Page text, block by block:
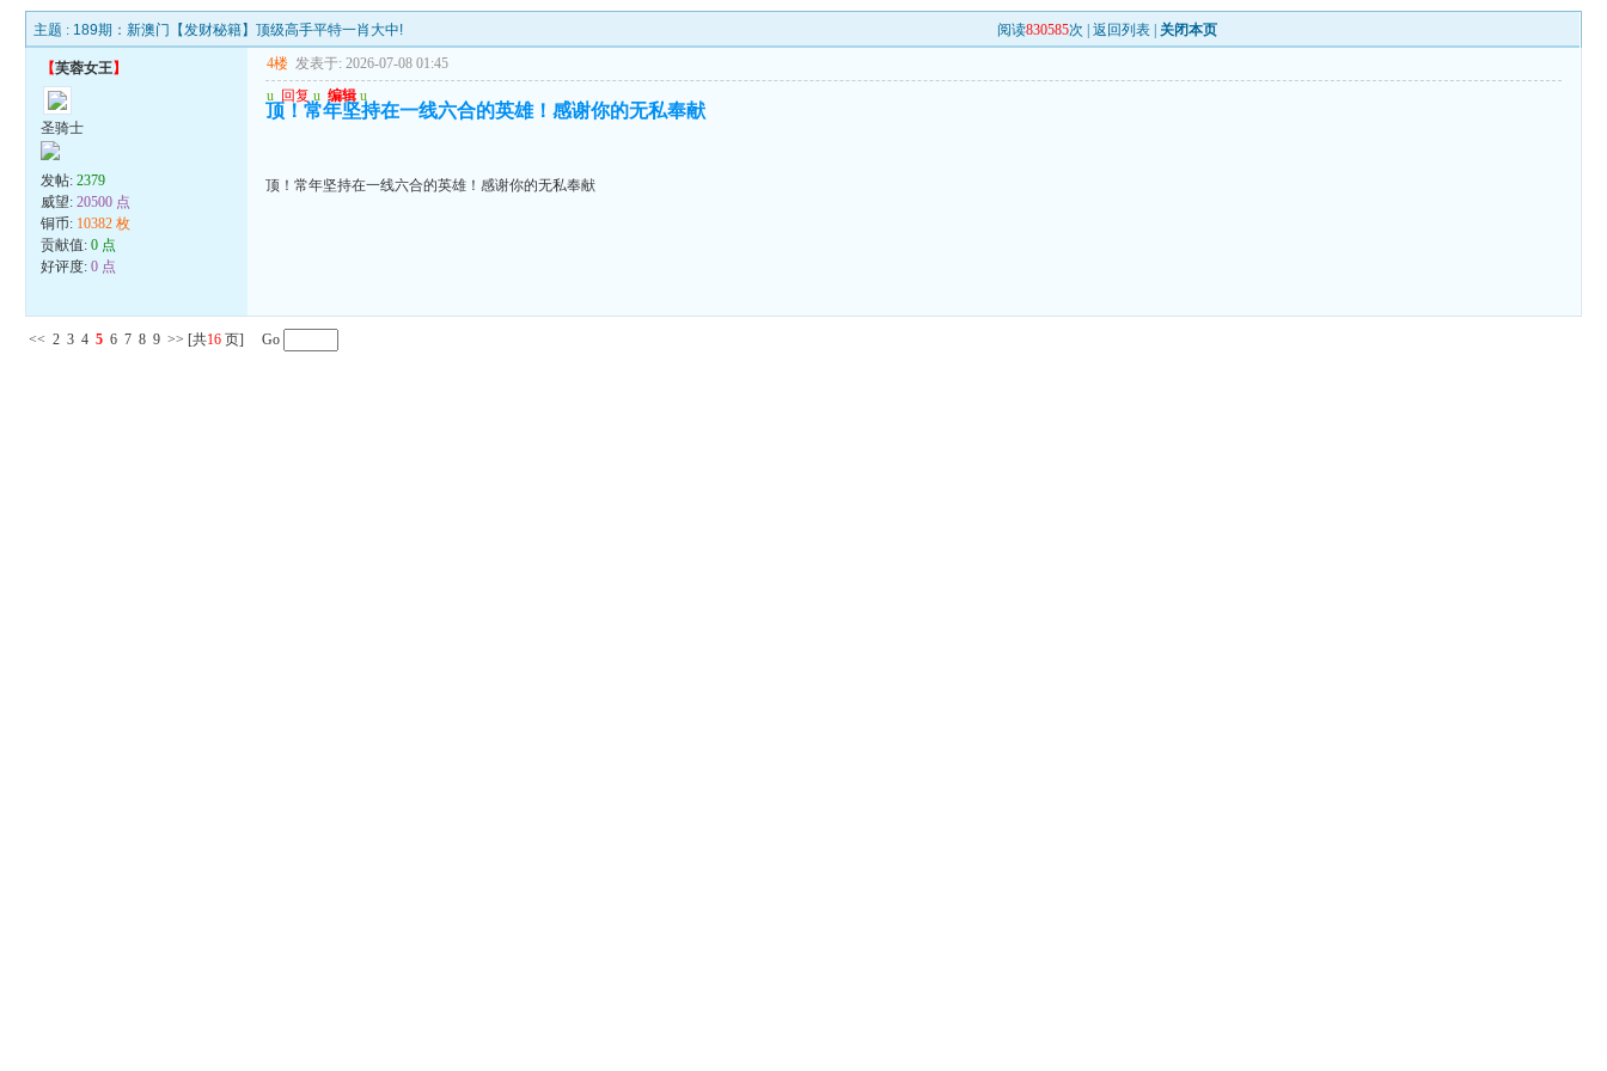
主题 : 189期：新澳门【发财秘籍】顶级高手平特一肖大中! 阅读830585次 |返回列表 关闭本页
【芙蓉女王】
圣骑士
发帖:2379
威望:20500 点
铜币: 10382 枚
贡献值:0 点
好评度:0 点
4楼 发表于: 2026-07-08 01:45
u 回复 u 编辑 u
顶！常年坚持在一线六合的英雄！感谢你的无私奉献
顶！常年坚持在一线六合的英雄！感谢你的无私奉献
<< 2 3 4 5 6 7 8 9 >> [共16 页] Go